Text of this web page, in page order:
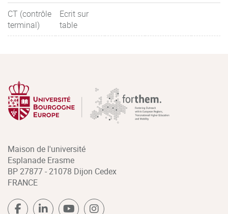
CT (contrôle
terminal)
Ecrit sur
table
Maison de l'université
Esplanade Erasme
BP 27877 - 21078 Dijon Cedex
FRANCE